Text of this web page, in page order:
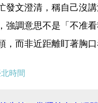
發文澄清，稱自己沒
強調意思不是「不准
而非近距離盯著胸口
時間